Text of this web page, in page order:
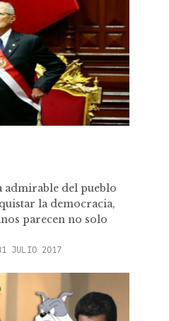
admirable del pueblo
la democracia,
parecen no solo
JULIO 2017